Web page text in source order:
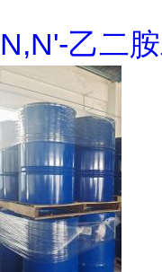
N,N'-乙二